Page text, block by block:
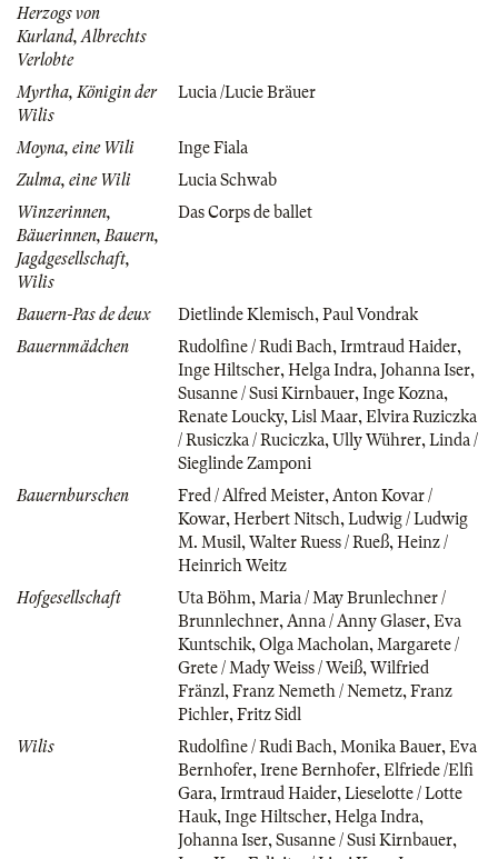
Herzogs von
Kurland, Albrechts
Verlobte
Myrtha, Königin der
Wilis
Lucia /Lucie Bräuer
Moyna, eine Wili
Inge Fiala
Zulma, eine Wili
Lucia Schwab
Winzerinnen,
Bäuerinnen, Bauern,
Jagdgesellschaft,
Wilis
Das Corps de ballet
Bauern-Pas de deux Dietlinde Klemisch, Paul Vondrak
Bauernmädchen
Rudolfine / Rudi Bach, Irmtraud Haider,
Inge Hiltscher, Helga Indra, Johanna Iser,
Susanne / Susi Kirnbauer, Inge Kozna,
Renate Loucky, Lisl Maar, Elvira Ruziczka
/ Rusiczka / Ruciczka, Ully Wührer, Linda /
Sieglinde Zamponi
Bauernburschen
Fred / Alfred Meister, Anton Kovar /
Kowar, Herbert Nitsch, Ludwig / Ludwig
M. Musil , Walter Ruess / Rueß, Heinz /
Heinrich Weitz
Hofgesellschaft
Uta Böhm, Maria / May Brunlechner /
Brunnlechner, Anna / Anny Glaser, Eva
Kuntschik, Olga Macholan, Margarete /
Grete / Mady Weiss / Weiß, Wilfried
Fränzl , Franz Nemeth / Nemetz, Franz
Pichler, Fritz Sidl
Wilis
Rudolfine / Rudi Bach, Monika Bauer, Eva
Bernhofer, Irene Bernhofer, Elfriede /Elfi
Gara, Irmtraud Haider, Lieselotte / Lotte
Hauk, Inge Hiltscher, Helga Indra,
Johanna Iser, Susanne / Susi Kirnbauer,